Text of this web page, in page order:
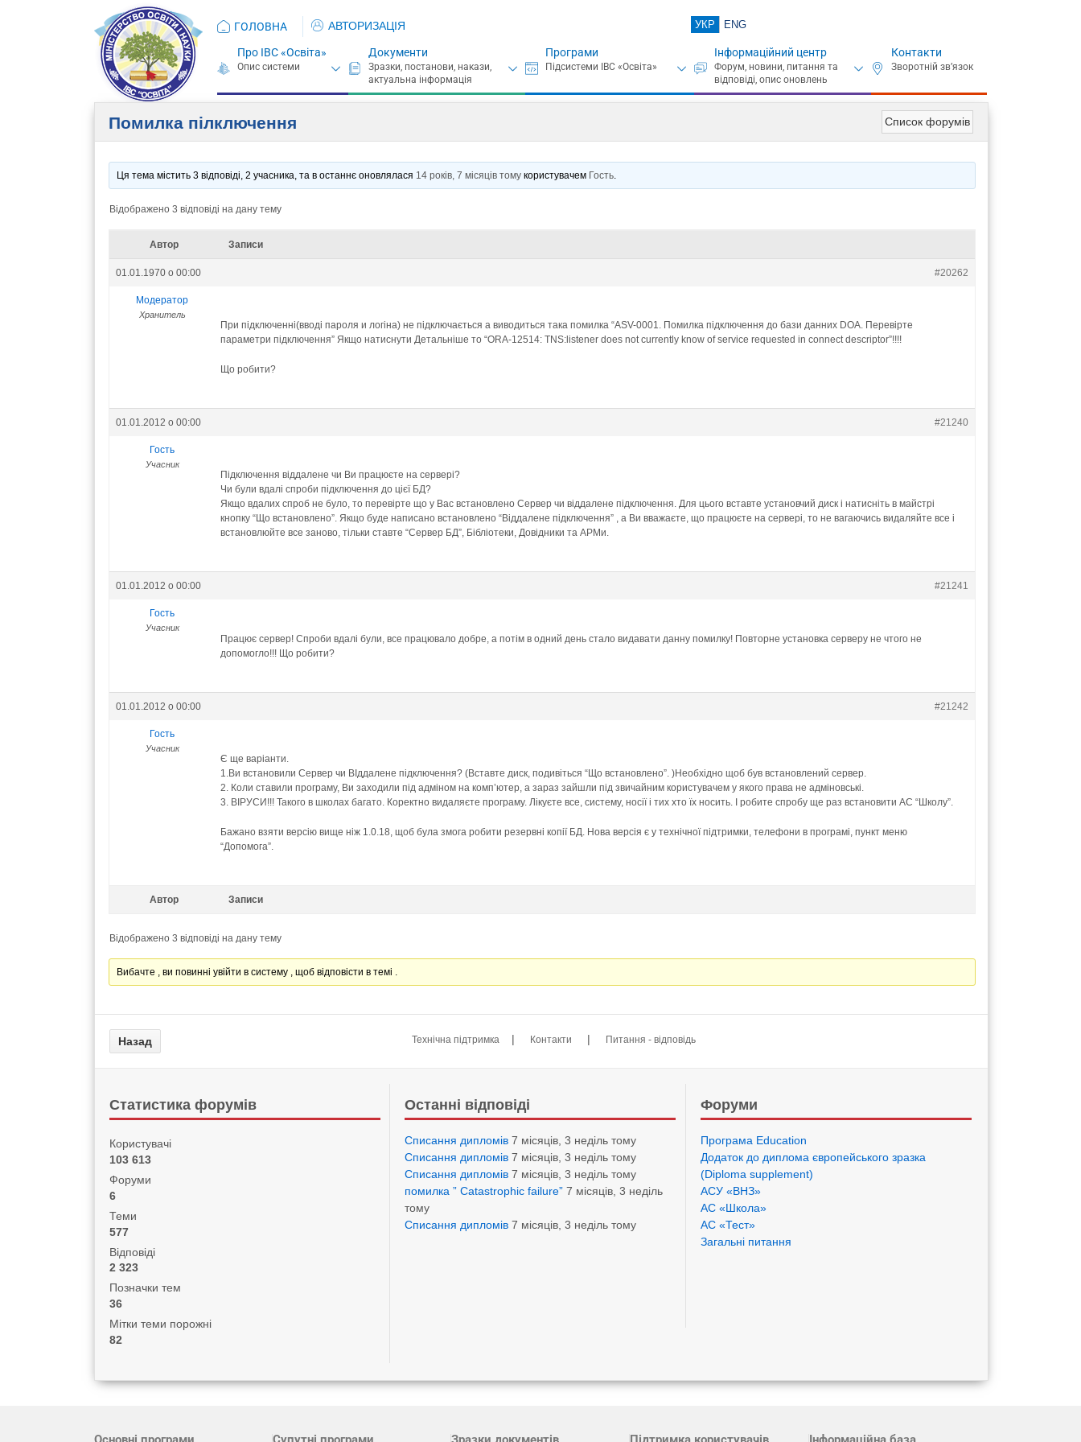
ГОЛОВНА АВТОРИЗАЦІЯ УКР ENG
Про ІВС «Освіта» Документи Програми Інформаційний центр Контакти
Список форумів
Помилка пілключення
Ця тема містить 3 відповіді, 2 учасника, та в останнє оновлялася 14 років, 7 місяців тому користувачем Гость
Відображено 3 відповіді на дану тему
Автор Записи
01.01.1970 о 00:00 #20262
Модератор
Хранитель
При підключенні(вводі пароля и логіна) не підключається а виводиться така помилка “ASV-0001. Помилка підключення до бази данних DOA. Перевірте
параметри підключення” Якщо натиснути Детальніше то “ORA-12514: TNS:listener does not currently know of service requested in connect descriptor”!!!!
Що робити?
01.01.2012 о 00:00 #21240
Гость
Учасник
Підключення віддалене чи Ви працюєте на сервері?
Чи були вдалі спроби підключення до цієї БД?
Якщо вдалих спроб не було, то перевірте що у Вас встановлено Сервер чи віддалене підключення. Для цього вставте установчий диск і натисніть в майстрі
кнопку “Що встановлено”. Якщо буде написано встановлено “Віддалене підключення” , а Ви вважаєте, що працюєте на сервері, то не вагаючись видаляйте все і
встановлюйте все заново, тільки ставте “Сервер БД”, Бібліотеки, Довідники та АРМи.
01.01.2012 о 00:00 #21241
Гость
Учасник
Працює сервер! Спроби вдалі були, все працювало добре, а потім в одний день стало видавати данну помилку! Повторне установка серверу не чтого не
допомогло!!! Що робити?
01.01.2012 о 00:00 #21242
Гость
Учасник
Є ще варіанти.
1.Ви встановили Сервер чи ВІддалене підключення? (Вставте диск, подивіться “Що встановлено”. )Необхідно щоб був встановлений сервер.
2. Коли ставили програму, Ви заходили під адміном на комп’ютер, а зараз зайшли під звичайним користувачем у якого права не адміновські.
3. ВІРУСИ!!! Такого в школах багато. Коректно видаляєте програму. Лікуєте все, систему, носії і тих хто їх носить. І робите спробу ще раз встановити АС “Школу”.
Бажано взяти версію вище ніж 1.0.18, щоб була змога робити резервні копії БД. Нова версія є у технічної підтримки, телефони в програмі, пункт меню
“Допомога”.
Автор Записи
Відображено 3 відповіді на дану тему
Вибачте , ви повинні увійти в систему , щоб відповісти в темі .
Технічна підтримка | Контакти | Питання - відповідь
Статистика форумів
Користувачі
103 613
Форуми
6
Теми
577
Відповіді
2 323
Позначки тем
36
Мітки теми порожні
82
Останні відповіді
Списання дипломів 7 місяців, 3 неділь тому
Списання дипломів 7 місяців, 3 неділь тому
Списання дипломів 7 місяців, 3 неділь тому
помилка ” Catastrophic failure” 7 місяців, 3 неділь
тому
Списання дипломів 7 місяців, 3 неділь тому
Форуми
Програма Eduсation
Додаток до диплома європейського зразка
(Diploma supplement)
АСУ «ВНЗ»
АС «Школа»
АС «Тест»
Загальні питання